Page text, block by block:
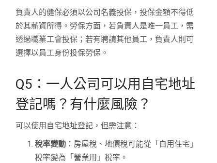
負責人的健保必須以公司名義投保，投保金額不得低
於其薪資所得。勞保方面，若負責人是唯一員工，需
透過職業工會投保；若有聘請其他員工，負責人則可
選擇以員工身份投保勞保。
Q5：一人公司可以用自宅地址
登記嗎？有什麼風險？
可以使用自宅地址登記，但需注意：
稅率變動 ：房屋稅、地價稅可能從「自用住宅」
稅率變為「營業用」稅率。